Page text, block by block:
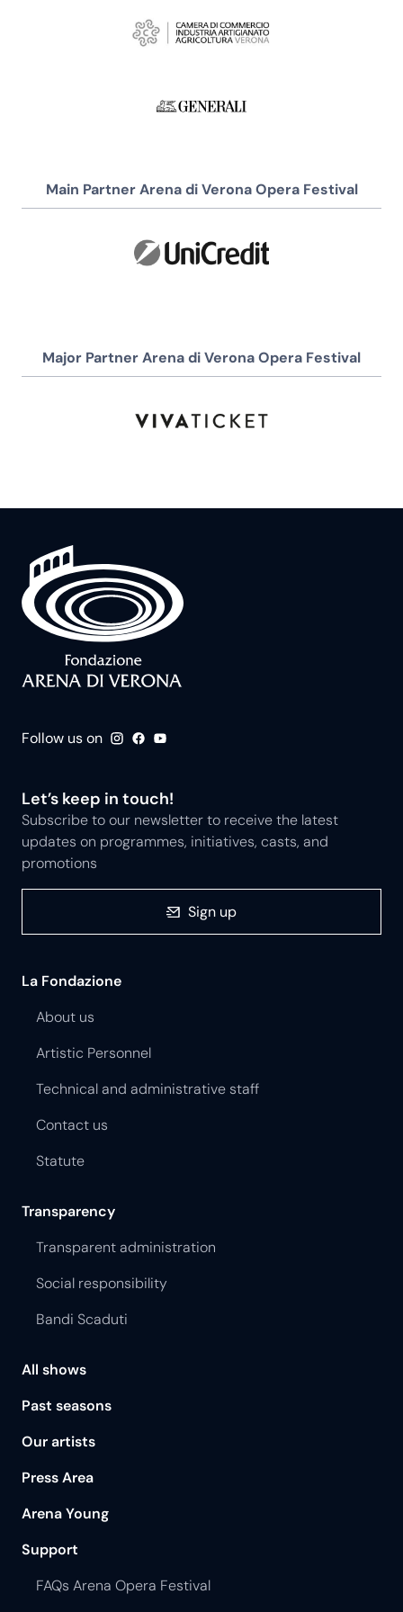
Main Partner Arena di Verona Opera Festival
Major Partner Arena di Verona Opera Festival
Follow us on
Let’s keep in touch!
Subscribe to our newsletter to receive the latest
updates on programmes, initiatives, casts, and
promotions
Sign up
La Fondazione
About us
Artistic Personnel
Technical and administrative staff
Contact us
Statute
Transparency
Transparent administration
Social responsibility
Bandi Scaduti
All shows
Past seasons
Our artists
Press Area
Arena Young
Support
FAQs Arena Opera Festival